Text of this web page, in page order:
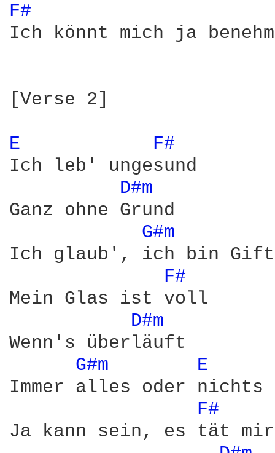
F#
Ich könnt mich ja
[Verse 2]
E
F#
Ich leb' ungesund
D#m
Ganz ohne Grund
G#m
Ich glaub', ich bin
F#
Mein Glas ist voll
D#m
Wenn's überläuft
G#m
E
Immer alles oder nichts
F#
Ja kann sein, es tät